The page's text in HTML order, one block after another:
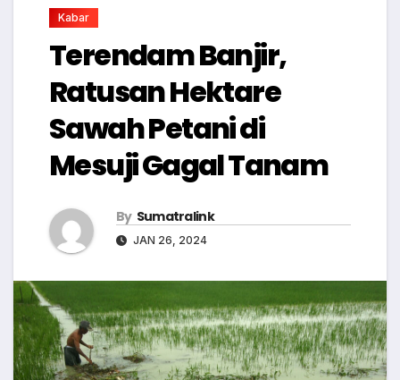
Kabar
Terendam Banjir,
Ratusan Hektare
Sawah Petani di
Mesuji Gagal Tanam
By Sumatralink
JAN 26, 2024